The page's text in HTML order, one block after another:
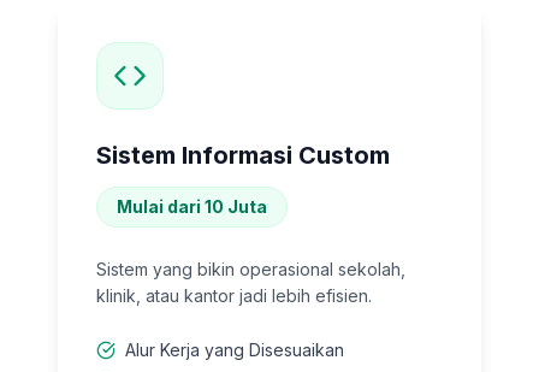
Sistem Informasi Custom
Mulai dari 10 Juta
Sistem yang bikin operasional sekolah,
klinik, atau kantor jadi lebih efisien.
Alur Kerja yang Disesuaikan